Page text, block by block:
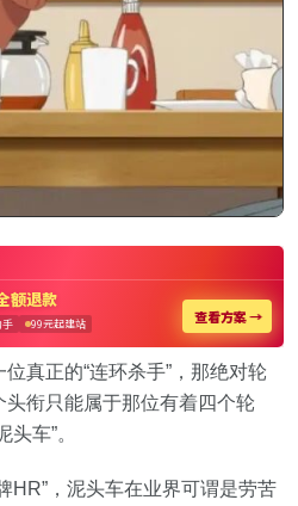
真正的“连环杀手”，那绝对轮
衔只能属于那位有着四个轮
车”。
HR”，泥头车在业界可谓是劳苦